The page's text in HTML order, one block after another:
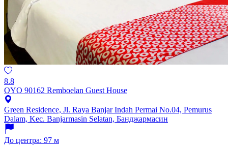
8.8
OYO 90162 Remboelan Guest House
Green Residence, Jl. Raya Banjar Indah Permai No.04, Pemurus
Dalam, Kec. Banjarmasin Selatan, Банджармасин
До центра: 97 м